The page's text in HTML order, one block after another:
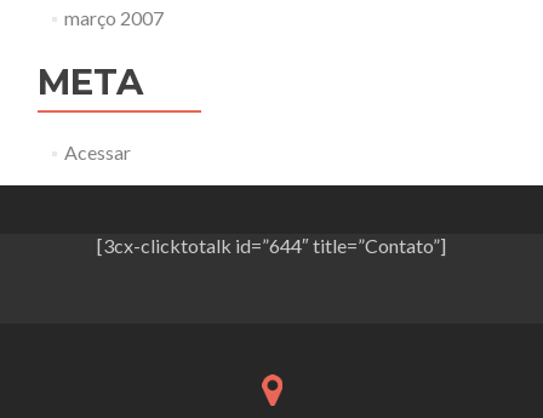
março 2007
META
Acessar
[3cx-clicktotalk id=”644″ title=”Contato”]